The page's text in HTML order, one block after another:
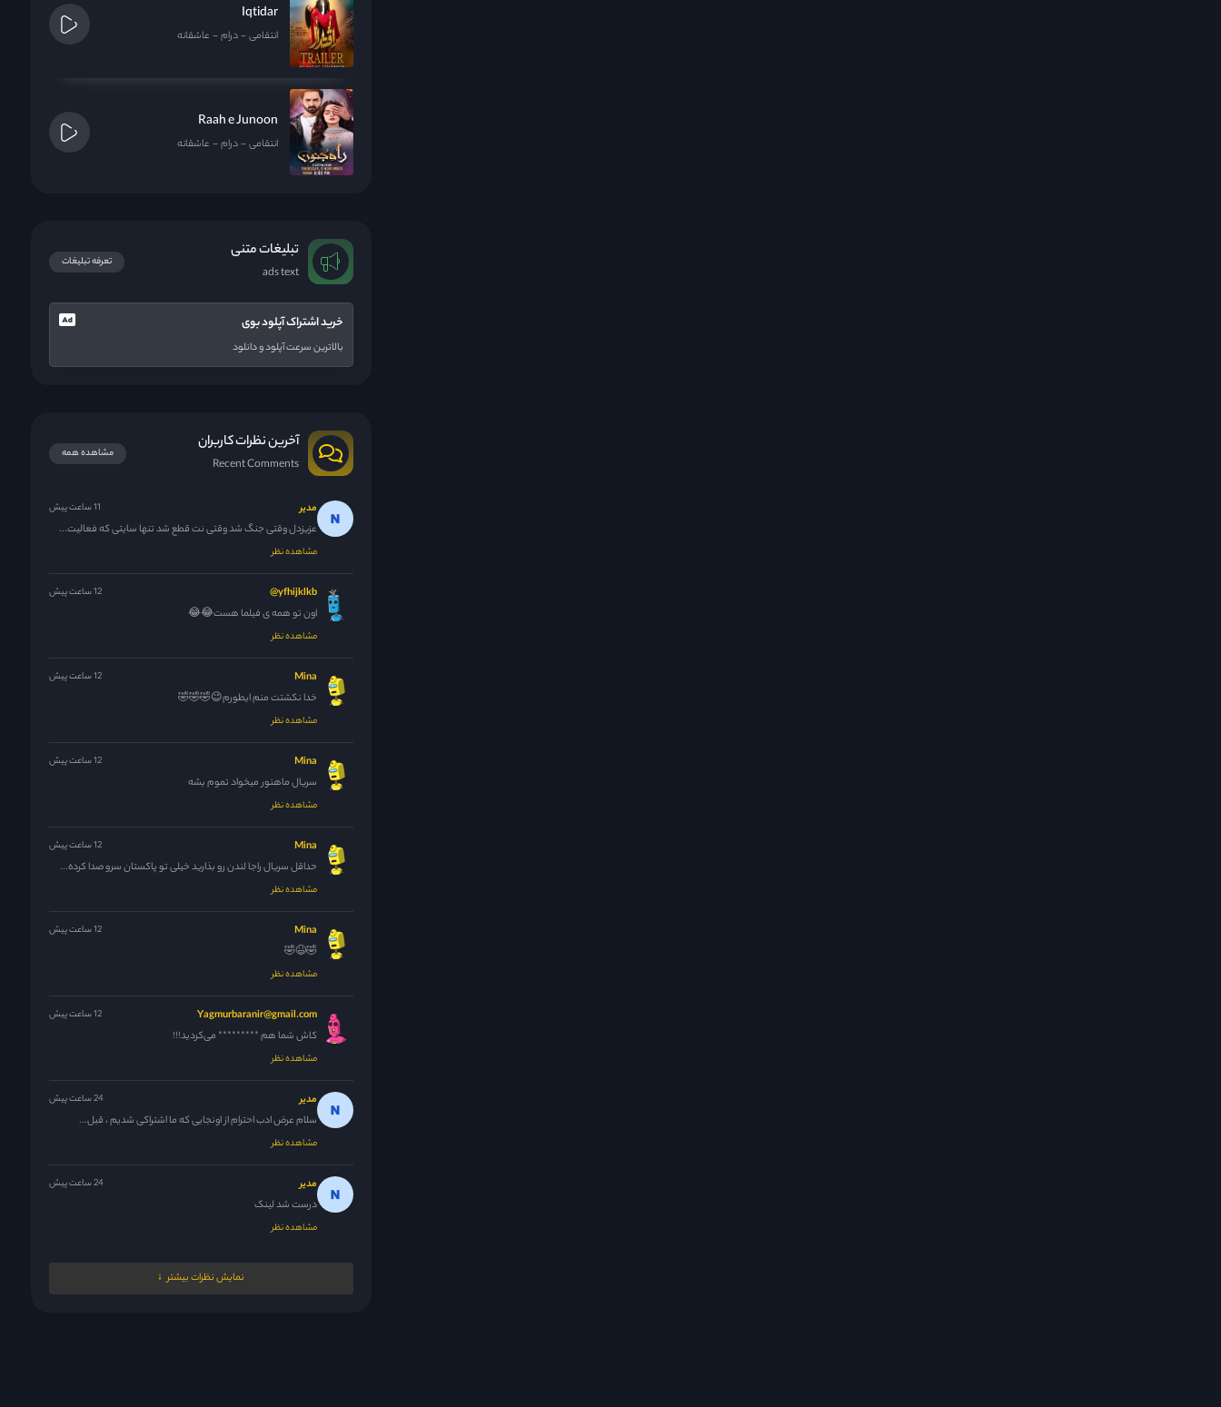
Iqtidar
انتقامی درام عاشقانه
Raah e Junoon
انتقامی درام عاشقانه
تبلیغات متنی
ads text
تعرفه تبلیغات
خرید اشتراک آپلود بوی
بالاترین سرعت آپلود و دانلود
آخرین نظرات کاربران
Recent Comments
مشاهده همه
مدیر 11 ساعت پیش
عزیزدل وقتی جنگ شد وقتی نت قطع شد تنها سایتی که فعالیت...
مشاهده نظر
yfhijklkb@ 12 ساعت پیش
اون تو همه ی فیلما هست😂😂
مشاهده نظر
Mina 12 ساعت پیش
خدا نکشتت منم ایطورم😉🤣🤣🤣
مشاهده نظر
Mina 12 ساعت پیش
سریال ماهنور میخواد تموم بشه
مشاهده نظر
Mina 12 ساعت پیش
حداقل سریال راجا لندن رو بذارید خیلی تو پاکستان سرو صدا کرده...
مشاهده نظر
Mina 12 ساعت پیش
🤣😆🤣
مشاهده نظر
Yagmurbaranir@gmail.com 12 ساعت پیش
کاش شما هم ********* می‌کردید!!!
مشاهده نظر
مدیر 24 ساعت پیش
سلام عرض ادب احترام از اونجایی که ما اشتراکی شدیم ، قبل...
مشاهده نظر
مدیر 24 ساعت پیش
درست شد لینک
مشاهده نظر
دوستان اعتراف کردن بالاخره ولی از اون جایی که با سریال پاکستانی...
نمایش نظرات بیشتر